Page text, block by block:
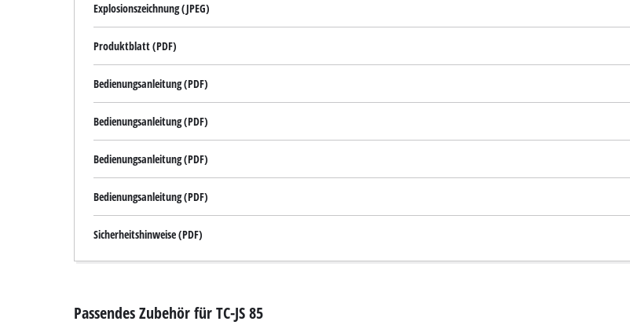
Explosionszeichnung (JPEG)
Produktblatt (PDF)
Bedienungsanleitung (PDF)
Bedienungsanleitung (PDF)
Bedienungsanleitung (PDF)
Bedienungsanleitung (PDF)
Sicherheitshinweise (PDF)
Passendes Zubehör für TC-JS 85